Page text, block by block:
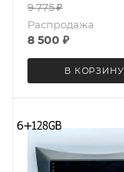
9 775₽
Распродажа
8 500 ₽
В КОРЗИНУ